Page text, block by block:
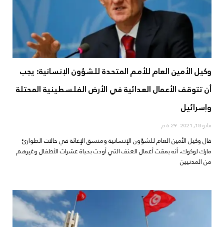
وكيل الأمين العام للأمم المتحدة للشؤون الإنسانية: يجب
أن تتوقف الأعمال العدائية في الأرض الفلسطينية المحتلة
وإسرائيل
مايو 18, 2021
قال وكيل الأمين العام للشؤون الإنسانية ومنسق الإغاثة في حالات الطوارئ
مارك لوكوك، أنه يمقت أعمال العنف التي أودت بحياة عشرات الأطفال وغيرهم
من المدنيين